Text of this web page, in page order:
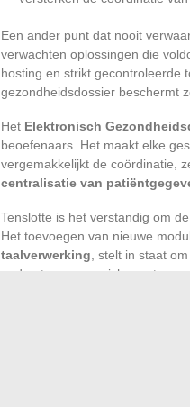
Een ander punt dat nooit
verwachten oplossingen die
hosting en strikt gecontroleerde
gezondheidsdossier beschermt
Het Elektronisch
beoefenaars. Het maakt elke
vergemakkelijkt de coördinatie,
centralisatie van
Tenslotte is het verstandig om
Het toevoegen van nieuwe
taalverwerking , stelt in staat
ondersteunen en zich aan te